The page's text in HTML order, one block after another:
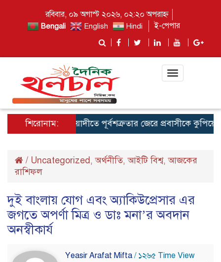
রবিবার, ০৯ অগাস্ট ২০২৬, ০২:২০ অপরাহ্ন
Bengali English Hindi ই-পেপার
Toggle
শিরোনাম:কটিয়াদীতে পূর্বশত্রুতার জেরে প্রবাসীকে কুপিয়ে
/ Uncategorized,অর্থনীতি,আইটি বিশ্ব,আজকের
রাশিফল
দুই বাংলায় যোগ এবং অ্যাকিউপ্রেসার এর
জগতে অপর্ণা মিত্র ও ডাঃ মনা’র অবদান
অনস্বীকার্য
Yeasir Arafat Mifta / ১২৬৫ Time View